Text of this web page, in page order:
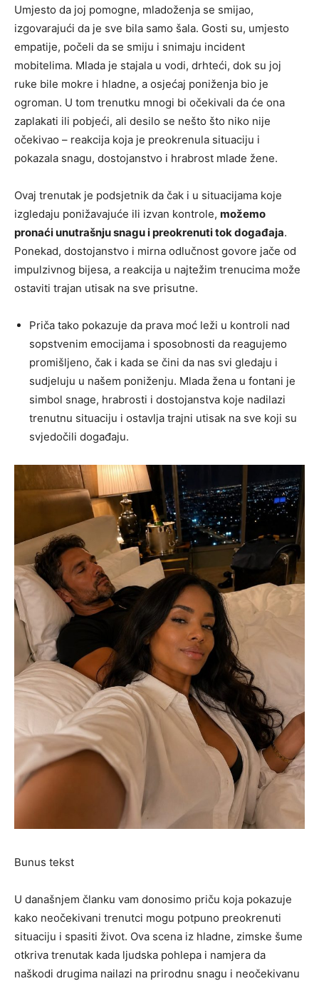
Umjesto da joj pomogne, mladoženja se smijao,
izgovarajući da je sve bila samo šala. Gosti su, umjesto
empatije, počeli da se smiju i snimaju incident
mobitelima. Mlada je stajala u vodi, drhteći, dok su joj
ruke bile mokre i hladne, a osjećaj poniženja bio je
ogroman. U tom trenutku mnogi bi očekivali da će ona
zaplakati ili pobjeći, ali desilo se nešto što niko nije
očekivao – reakcija koja je preokrenula situaciju i
pokazala snagu, dostojanstvo i hrabrost mlade žene.
Ovaj trenutak je podsjetnik da čak i u situacijama koje
izgledaju ponižavajuće ili izvan kontrole, možemo
pronaći unutrašnju snagu i preokrenuti tok događaja.
Ponekad, dostojanstvo i mirna odlučnost govore jače od
impulzivnog bijesa, a reakcija u najtežim trenucima može
ostaviti trajan utisak na sve prisutne.
Priča tako pokazuje da prava moć leži u kontroli nad
sopstvenim emocijama i sposobnosti da reagujemo
promišljeno, čak i kada se čini da nas svi gledaju i
sudjeluju u našem poniženju. Mlada žena u fontani je
simbol snage, hrabrosti i dostojanstva koje nadilazi
trenutnu situaciju i ostavlja trajni utisak na sve koji su
svjedočili događaju.
Bunus tekst
U današnjem članku vam donosimo priču koja pokazuje
kako neočekivani trenutci mogu potpuno preokrenuti
situaciju i spasiti život. Ova scena iz hladne, zimske šume
otkriva trenutak kada ljudska pohlepa i namjera da
naškodi drugima nailazi na prirodnu snagu i neočekivanu